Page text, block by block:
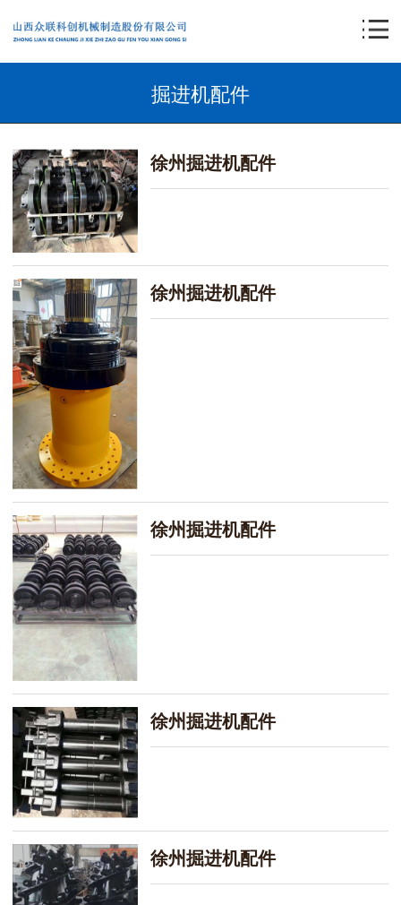
掘进机配件
徐州掘进机配件
徐州掘进机配件
徐州掘进机配件
徐州掘进机配件
徐州掘进机配件